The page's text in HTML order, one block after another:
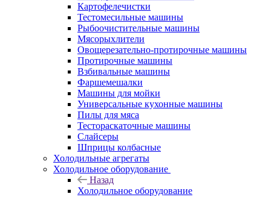
Картофелечистки
Тестомесильные машины
Рыбоочистительные машины
Мясорыхлители
Овощерезательно-протирочные машины
Протирочные машины
Взбивальные машины
Фаршемешалки
Машины для мойки
Универсальные кухонные машины
Пилы для мяса
Тестораскаточные машины
Слайсеры
Шприцы колбасные
Холодильные агрегаты
Холодильное оборудование
Назад
Холодильное оборудование